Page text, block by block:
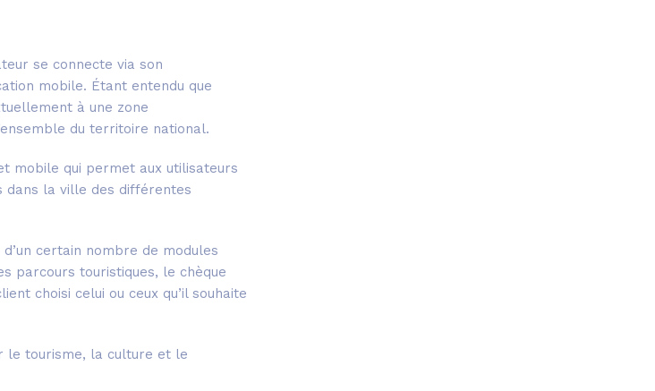
se connecte via son
mobile. Étant entendu que
à une zone
du territoire national.
mobile qui permet aux utilisateurs
dans la ville des différentes
certain nombre de modules
parcours touristiques, le chèque
choisi celui ou ceux qu’il souhaite
le tourisme, la culture et le